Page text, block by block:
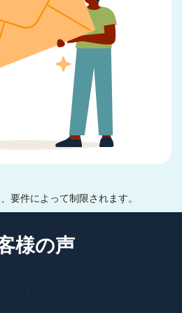
要件によって制限されます。
様の声